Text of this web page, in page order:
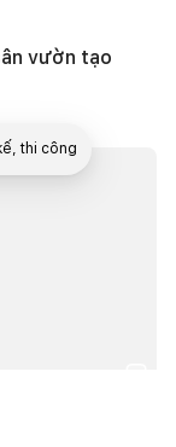
vườn tạo
thi công